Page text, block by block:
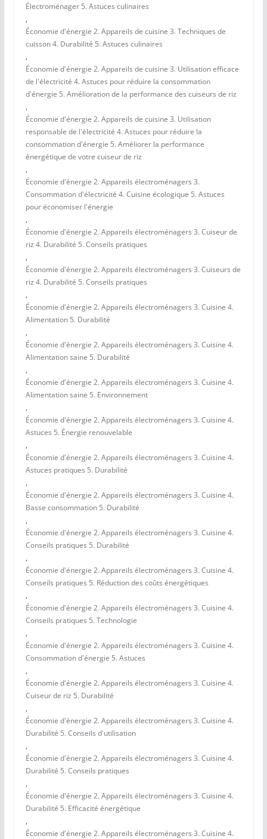
Électroménager 5. Astuces culinaires
,
Économie d'énergie 2. Appareils de cuisine 3. Techniques de
cuisson 4. Durabilité 5. Astuces culinaires
,
Économie d'énergie 2. Appareils de cuisine 3. Utilisation efficace
de l'électricité 4. Astuces pour réduire la consommation
d'énergie 5. Amélioration de la performance des cuiseurs de riz
,
Économie d'énergie 2. Appareils de cuisine 3. Utilisation
responsable de l'électricité 4. Astuces pour réduire la
consommation d'énergie 5. Améliorer la performance
énergétique de votre cuiseur de riz
,
Économie d'énergie 2. Appareils électroménagers 3.
Consommation d'électricité 4. Cuisine écologique 5. Astuces
pour économiser l'énergie
,
Économie d'énergie 2. Appareils électroménagers 3. Cuiseur de
riz 4. Durabilité 5. Conseils pratiques
,
Économie d'énergie 2. Appareils électroménagers 3. Cuiseurs de
riz 4. Durabilité 5. Conseils pratiques
,
Économie d'énergie 2. Appareils électroménagers 3. Cuisine 4.
Alimentation 5. Durabilité
,
Économie d'énergie 2. Appareils électroménagers 3. Cuisine 4.
Alimentation saine 5. Durabilité
,
Économie d'énergie 2. Appareils électroménagers 3. Cuisine 4.
Alimentation saine 5. Environnement
,
Économie d'énergie 2. Appareils électroménagers 3. Cuisine 4.
Astuces 5. Énergie renouvelable
,
Économie d'énergie 2. Appareils électroménagers 3. Cuisine 4.
Astuces pratiques 5. Durabilité
,
Économie d'énergie 2. Appareils électroménagers 3. Cuisine 4.
Basse consommation 5. Durabilité
,
Économie d'énergie 2. Appareils électroménagers 3. Cuisine 4.
Conseils pratiques 5. Durabilité
,
Économie d'énergie 2. Appareils électroménagers 3. Cuisine 4.
Conseils pratiques 5. Réduction des coûts énergétiques
,
Économie d'énergie 2. Appareils électroménagers 3. Cuisine 4.
Conseils pratiques 5. Technologie
,
Économie d'énergie 2. Appareils électroménagers 3. Cuisine 4.
Consommation d'énergie 5. Astuces
,
Économie d'énergie 2. Appareils électroménagers 3. Cuisine 4.
Cuiseur de riz 5. Durabilité
,
Économie d'énergie 2. Appareils électroménagers 3. Cuisine 4.
Durabilité 5. Conseils d'utilisation
,
Économie d'énergie 2. Appareils électroménagers 3. Cuisine 4.
Durabilité 5. Conseils pratiques
,
Économie d'énergie 2. Appareils électroménagers 3. Cuisine 4.
Durabilité 5. Efficacité énergétique
,
Économie d'énergie 2. Appareils électroménagers 3. Cuisine 4.